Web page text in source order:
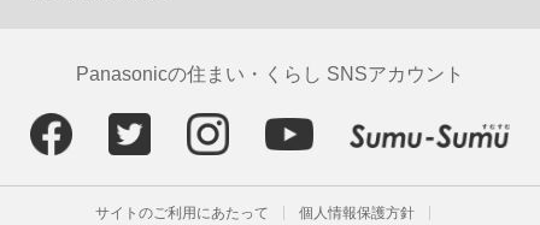
Panasonicの住まい・くらし SNSアカウント
サイトのご利用にあたって 個人情報保護方針